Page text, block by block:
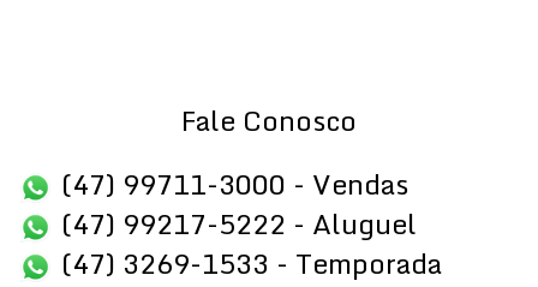
Fale Conosco
(47) 99711-3000 - Vendas
(47) 99217-5222 - Aluguel
(47) 3269-1533 - Temporada